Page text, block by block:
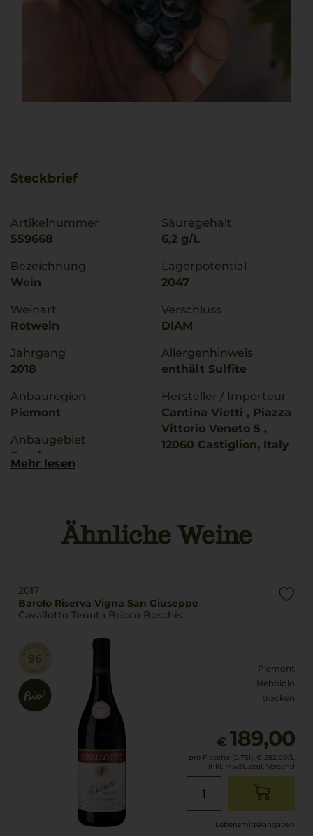
Steckbrief
Artikelnummer
559668
Bezeichnung
Wein
Weinart
Rotwein
Jahrgang
2018
Anbauregion
Piemont
Anbaugebiet
Barolo
Rebsorten
100% Nebbiolo
16 °C
Alkoholgehalt
0,5 g/L
Säuregehalt
6,2 g/L
Lagerpotential
2047
Verschluss
DIAM
Allergenhinweis
enthält Sulfite
Hersteller / Importeur
Cantina Vietti , Piazza
Vittorio Veneto 5 ,
12060 Castiglion, Italy
0,75 L
Geschmack
trocken
Mehr lesen
Ähnliche Weine
2017
Barolo Riserva Vigna San Giuseppe
Cavallotto Tenuta Bricco Boschis
Piemont
Nebbiolo
trocken
€ 189,00
pro Flasche (0.75l), € 252,00/L
inkl. MwSt. zzgl. Versand
Lebensmittel­angaben